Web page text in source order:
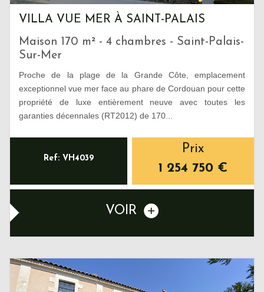
VILLA VUE MER À SAINT-PALAIS
Maison 170 m² - 4 chambres - Saint-Palais-
Sur-Mer
Proche de la plage de la Grande Côte, emplacement
exceptionnel vue mer face au phare de Cordouan pour cette
propriété de luxe entièrement neuve avec toutes les
garanties décennales (RT2012) de 170...
Ref: VH4039
Prix
1 254 750 €
VOIR